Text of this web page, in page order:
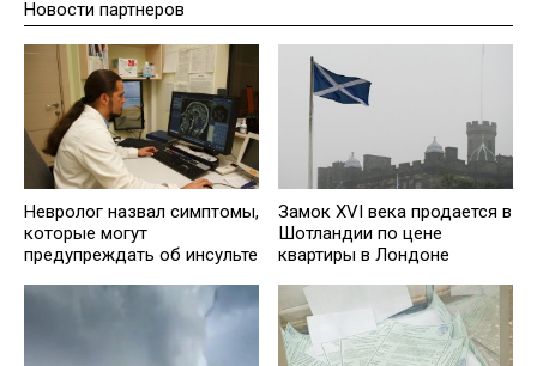
Новости партнеров
Невролог назвал симптомы,
которые могут
предупреждать об инсульте
Замок XVI века продается в
Шотландии по цене
квартиры в Лондоне